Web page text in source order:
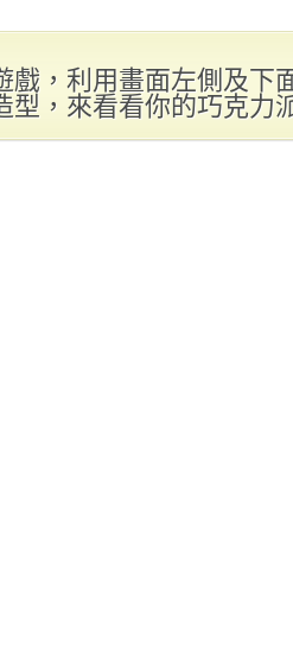
戲，利用畫面左側及下
型，來看看你的巧克力